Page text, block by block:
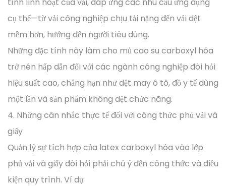
cụ thể—từ vải công nghiệp chịu tải nặng đến vải dệt
mềm hơn, hướng đến người tiêu dùng.
Những đặc tính này làm cho mủ cao su carboxyl hóa
trở nên hấp dẫn đối với các ngành công nghiệp đòi hỏi
hiệu suất cao, chẳng hạn như dệt may ô tô, đồ y tế dùng
một lần và sản phẩm không dệt chức năng.
4. Những cân nhắc thực tế đối với công thức phủ vải và
giấy
Quản lý sự tích hợp của latex carboxyl hóa vào lớp
phủ vải và giấy đòi hỏi phải chú ý đến công thức và điều
kiện quy trình. Ví dụ: